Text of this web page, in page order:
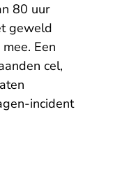
80 uur
geweld
Een
cel,
incident